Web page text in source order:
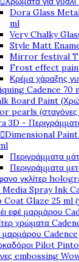
Dora Glass
ml
Very Chalky
Style Matt
Mirror festival
Frost effect
Κρέμα χάραξης
Cadence 70
Board Paint
pearls (σταγόνες
3D -
Dimensional Paint
Περιγράμματα μάτ
Περιγράμματα
γκλίτερ
Spray Ink
Coat Glaze 25 ml
εφέ μαρμάρου
χρώματα
μαρμάρου Cadence
Pilot
embossing